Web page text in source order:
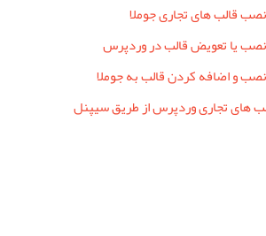
قالب های تجاری جوملا
یا تعویض قالب در وردپرس
و اضافه کردن قالب به جوملا
های تجاری وردپرس از طریق سیپنل